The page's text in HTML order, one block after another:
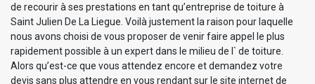
de recourir à ses prestations en tant qu’entreprise de toiture à
Saint Julien De La Liegue. Voilà justement la raison pour laquelle
nous avons choisi de vous proposer de venir faire appel le plus
rapidement possible à un expert dans le milieu de l` de toiture.
Alors qu’est-ce que vous attendez encore et demandez votre
devis sans plus attendre en vous rendant sur le site internet de